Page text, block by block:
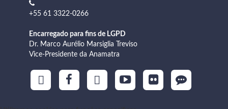
+55 61 3322-0266
Encarregado para fins de LGPD
Dr. Marco Aurélio Marsiglia Treviso
Vice-Presidente da Anamatra